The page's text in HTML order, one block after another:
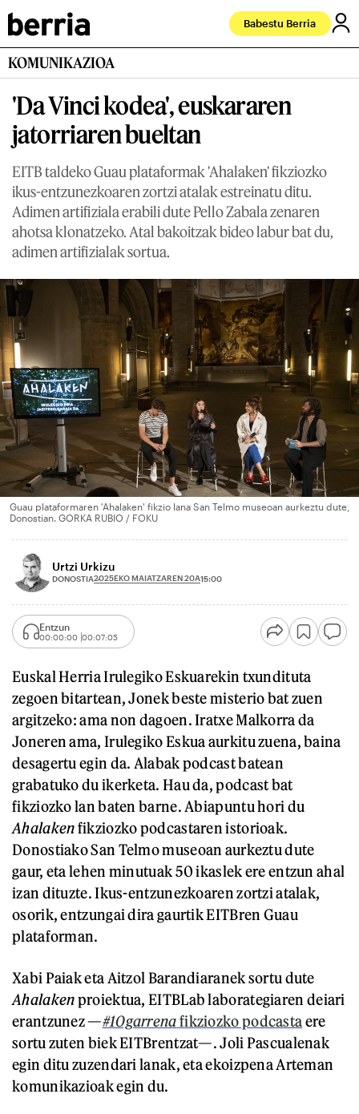
Babestu Berria
KOMUNIKAZIOA
'Da Vinci kodea', euskararen
jatorriaren bueltan
EITB taldeko Guau plataformak 'Ahalaken' fikziozko
ikus-entzunezkoaren zortzi atalak estreinatu ditu.
Adimen artifiziala erabili dute Pello Zabala zenaren
ahotsa klonatzeko. Atal bakoitzak bideo labur bat du,
adimen artifizialak sortua.
Guau plataformaren 'Ahalaken' fikzio lana San Telmo museoan aurkeztu dute,
Donostian. GORKA RUBIO / FOKU
Urtzi Urkizu
DONOSTIA2025EKO MAIATZAREN 20A15:00
Entzun
00:00:00 00:07:05
Euskal Herria Irulegiko Eskuarekin txundituta
zegoen bitartean, Jonek beste misterio bat zuen
argitzeko: ama non dagoen. Iratxe Malkorra da
Joneren ama, Irulegiko Eskua aurkitu zuena, baina
desagertu egin da. Alabak podcast batean
grabatuko du ikerketa. Hau da, podcast bat
fikziozko lan baten barne. Abiapuntu hori du
Ahalakenfikziozko podcastaren istorioak.
Donostiako San Telmo museoan aurkeztu dute
gaur, eta lehen minutuak 50 ikaslek ere entzun ahal
izan dituzte. Ikus-entzunezkoaren zortzi atalak,
osorik, entzungai dira gaurtik EITBren Guau
plataforman.
Xabi Paiak eta Aitzol Barandiaranek sortu dute
Ahalakenproiektua, EITBLab laborategiaren deiari
erantzunez —#10garrenafikziozko podcastaere
sortu zuten biek EITBrentzat—. Joli Pascualenak
egin ditu zuzendari lanak, eta ekoizpena Arteman
komunikazioak egin du.